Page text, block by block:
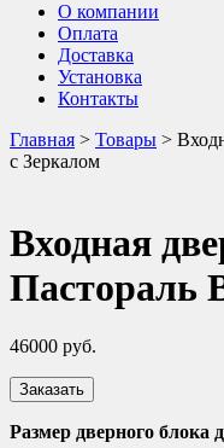
О компании
Оплата
Доставка
Установка
Контакты
Главная > Товары >
с Зеркалом
Входная
Пастораль
46000 руб.
Заказать
Размер дверного блока